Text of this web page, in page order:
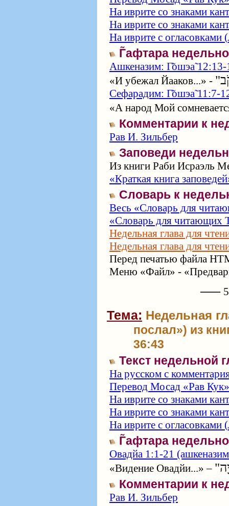
На иврите со знаками
На иврите со знаками
На иврите с огласовками (
Г̃афтара
Ашкеназим: Г̃ошэа̃
«И убежал Йааков...» -
Сефарадим: Г̃ошэа̃ 11:7-
«А народ Мой
Комментарии к
Рав И. Зильбер
Заповеди
Из книги Раби Исраэль
«Краткая книга
Словарь к
Весь «Словарь для
«Словарь для читающих
Недельная глава для
Недельная глава для
Перед печатью файла
Меню «Файл» -
⸺
Тема: Недельная
послал») из
36:43
Текст недельной
На русском с
Перевод Мосад «Рав Кук»
На иврите со знаками
На иврите со знаками
На иврите с огласовками (
Г̃афтара
Овадйа 1:1-21
«Видение Овадйи...» –
Комментарии к
Рав И. Зильбер